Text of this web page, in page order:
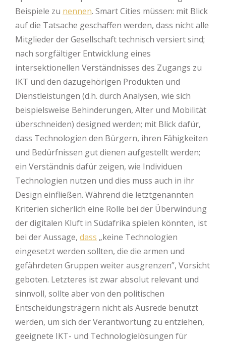
Beispiele zu nennen. Smart Cities müssen: mit Blick
auf die Tatsache geschaffen werden, dass nicht alle
Mitglieder der Gesellschaft technisch versiert sind;
nach sorgfältiger Entwicklung eines
intersektionellen Verständnisses des Zugangs zu
IKT und den dazugehörigen Produkten und
Dienstleistungen (d.h. durch Analysen, wie sich
beispielsweise Behinderungen, Alter und Mobilität
überschneiden) designed werden; mit Blick dafür,
dass Technologien den Bürgern, ihren Fähigkeiten
und Bedürfnissen gut dienen aufgestellt werden;
ein Verständnis dafür zeigen, wie Individuen
Technologien nutzen und dies muss auch in ihr
Design einfließen. Während die letztgenannten
Kriterien sicherlich eine Rolle bei der Überwindung
der digitalen Kluft in Südafrika spielen könnten, ist
bei der Aussage, dass „keine Technologien
eingesetzt werden sollten, die die armen und
gefährdeten Gruppen weiter ausgrenzen”, Vorsicht
geboten. Letzteres ist zwar absolut relevant und
sinnvoll, sollte aber von den politischen
Entscheidungsträgern nicht als Ausrede benutzt
werden, um sich der Verantwortung zu entziehen,
geeignete IKT- und Technologielösungen für